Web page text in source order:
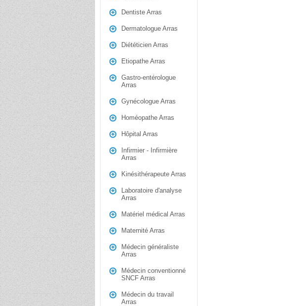
Dentiste Arras
Dermatologue Arras
Diététicien Arras
Etiopathe Arras
Gastro-entérologue
Arras
Gynécologue Arras
Homéopathe Arras
Hôpital Arras
Infirmier - Infirmière
Arras
Kinésithérapeute Arras
Laboratoire d'analyse
Arras
Matériel médical Arras
Maternité Arras
Médecin généraliste
Arras
Médecin conventionné
SNCF Arras
Médecin du travail
Arras